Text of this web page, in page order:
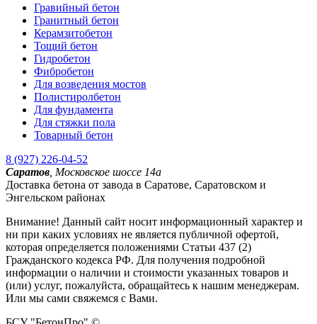
Гравийный бетон
Гранитный бетон
Керамзитобетон
Тощий бетон
Гидробетон
Фибробетон
Для возведения мостов
Полистиролбетон
Для фундамента
Для стяжки пола
Товарный бетон
8 (927) 226-04-52
Саратов Московское шоссе 14а
Доставка бетона от завода в Саратове, Саратовском и
Энгельском районах
Внимание! Данный сайт носит информационный характер и
ни при каких условиях не является публичной офертой,
которая определяется положениями Статьи 437 (2)
Гражданского кодекса РФ. Для получения подробной
информации о наличии и стоимости указанных товаров и
(или) услуг, пожалуйста, обращайтесь к нашим менеджерам.
Или мы сами свяжемся с Вами.